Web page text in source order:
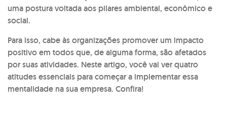
uma postura voltada aos pilares ambiental, econômico e
social.
Para isso, cabe às organizações promover um impacto
positivo em todos que, de alguma forma, são afetados
por suas atividades. Neste artigo, você vai ver quatro
atitudes essenciais para começar a implementar essa
mentalidade na sua empresa. Confira!